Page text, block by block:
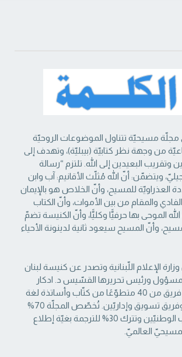
مجلّة مسيحيّة تتناول الموضوعات الروحيّة
من ‏وجهة نظر كتابيّة (بيبليّة)، وتهدف إلى
وتقريب البعيدين إلى الله. تلتزم “رسالة
ويتضمّن: أنّ الله مُثلّث الأقانيم: آب وابن
العذراويّة ‏للمسيح، وأنّ الخلاص هو بالإيمان
والمقام من بين الأموات، وأنّ الكتاب
الموحى بها حرفيًّا وكليًّا، وأنّ الكنيسة تضمّ
وأنّ المسيح ‏سيعود ثانية لدينونة الأحياء
الإعلام اللّبنانية وتصدر عن كنيسة لبنان
المسؤول ‏ورئيس تحريرها القسّيس د. ادكار
طرابلسي، ويُعاونه فريق من 40 متطوّعًا من كتّاب وأساتذة لغة
‏وإخراج ومصوّرين وفريق تسويق وإداريّين. تُخصّص المجلّة 70%
من مقالاتها للكتّاب الوطنيّين ‏وتترك 30% للترجمة بغيّة إطلاع
العالميّ.‏